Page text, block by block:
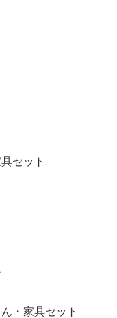
セット
・家具セット